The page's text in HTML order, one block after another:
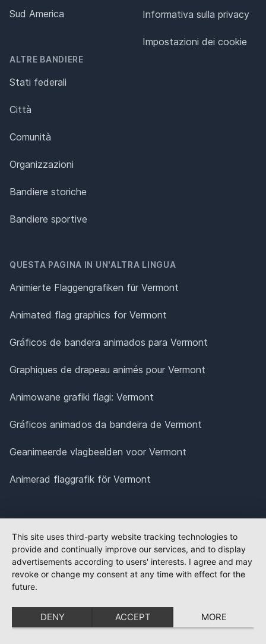
Sud America
ALTRE BANDIERE
Stati federali
Città
Comunità
Organizzazioni
Bandiere storiche
Bandiere sportive
Informativa sulla privacy
Impostazioni dei cookie
QUESTA PAGINA IN UN'ALTRA LINGUA
Animierte Flaggengrafiken für Vermont
Animated flag graphics for Vermont
Gráficos de bandera animados para Vermont
Graphiques de drapeau animés pour Vermont
Animowane grafiki flagi: Vermont
Gráficos animados da bandeira de Vermont
Geanimeerde vlagbeelden voor Vermont
Animerad flaggrafik för Vermont
This site uses third-party website tracking technologies to
provide and continually improve our services, and to display
advertisements according to users' interests. I agree and may
revoke or change my consent at any time with effect for the
future.
DENY ACCEPT MORE